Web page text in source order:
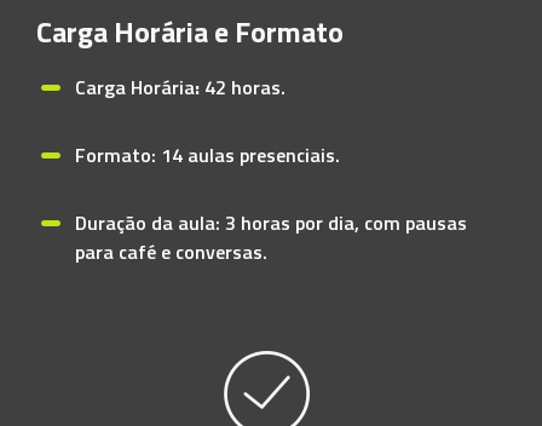
Carga Horária e Formato
Carga Horária: 42 horas.
Formato: 14 aulas presenciais.
Duração da aula: 3 horas por dia, com pausas
para café e conversas.